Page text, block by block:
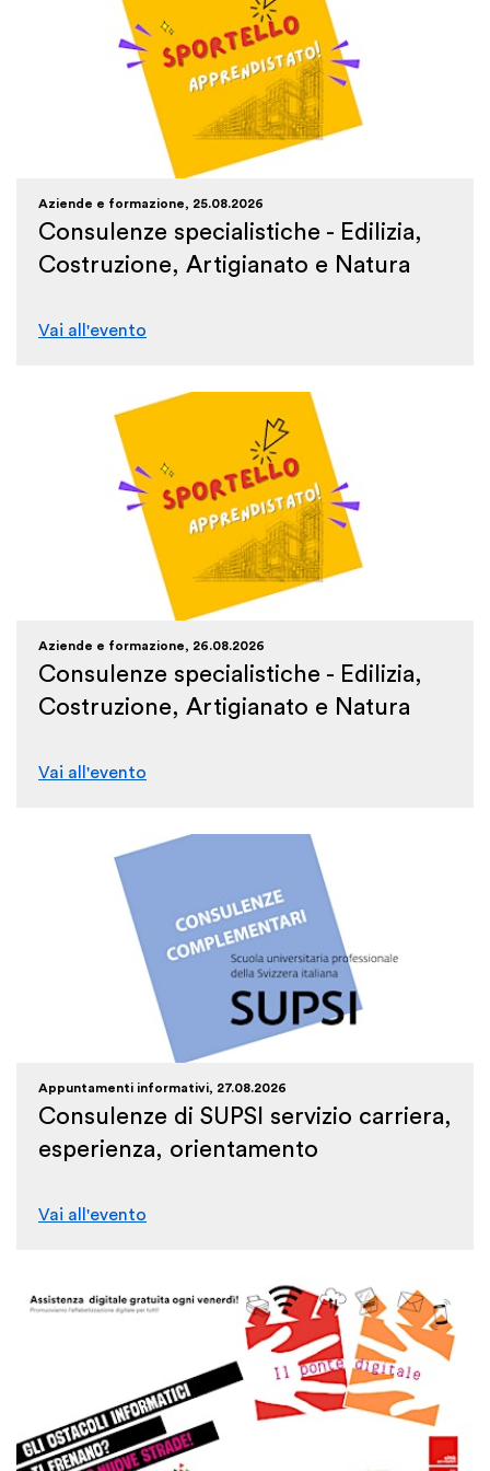
Aziende e formazione, 25.08.2026
Consulenze specialistiche - Edilizia,
Costruzione, Artigianato e Natura
Vai all'evento
Aziende e formazione, 26.08.2026
Consulenze specialistiche - Edilizia,
Costruzione, Artigianato e Natura
Vai all'evento
Appuntamenti informativi, 27.08.2026
Consulenze di SUPSI servizio carriera,
esperienza, orientamento
Vai all'evento